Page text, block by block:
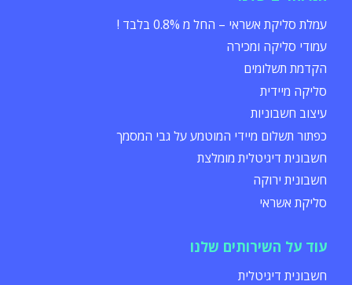
עמלת סליקת אשראי – החל מ 0.8% בלבד !
עמודי סליקה ומכירה
הקדמת תשלומים
סליקה מיידית
עיצוב חשבוניות
כפתור תשלום מיידי המוטמע על גבי המסמך
חשבונית דיגיטלית מומלצת
חשבונית ירוקה
סליקת אשראי
עוד על השירותים שלנו
חשבונית דיגיטלית